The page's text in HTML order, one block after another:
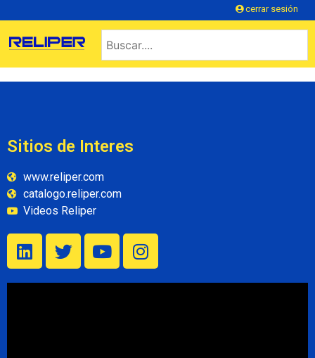
cerrar sesión
Sitios de Interes
www.reliper.com
catalogo.reliper.com
Videos Reliper